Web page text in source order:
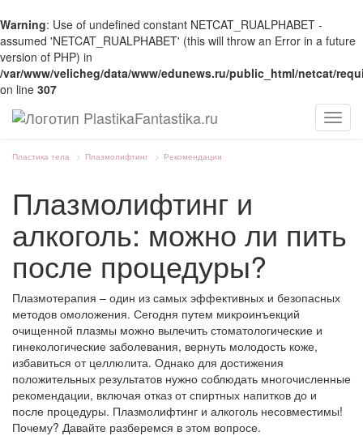
Warning: Use of undefined constant NETCAT_RUALPHABET -
assumed 'NETCAT_RUALPHABET' (this will throw an Error in a future
version of PHP) in
/var/www/velicheg/data/www/edunews.ru/public_html/netcat/
on line 307
Меню
Пластика тела Плазмолифтинг Рекомендации
Плазмолифтинг и
алкоголь: можно ли пить
после процедуры?
Плазмотерапия – один из самых эффективных и безопасных
методов омоложения. Сегодня путем микроинъекций
очищенной плазмы можно вылечить стоматологические и
гинекологические заболевания, вернуть молодость коже,
избавиться от целлюлита. Однако для достижения
положительных результатов нужно соблюдать многочисленные
рекомендации, включая отказ от спиртных напитков до и
после процедуры. Плазмолифтинг и алкоголь несовместимы!
Почему? Давайте разберемся в этом вопросе.